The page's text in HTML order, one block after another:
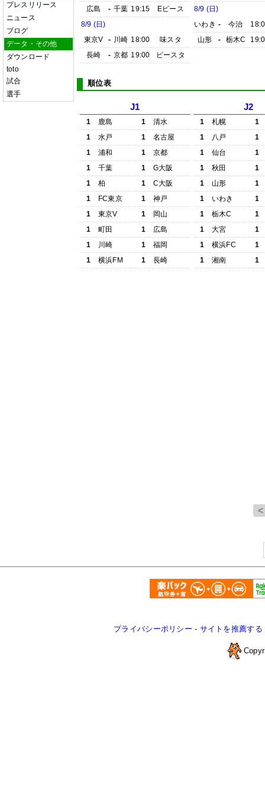
プレスリリース
ニュース
ブログ
データ・その他
ダウンロード
toto
試合
選手
広島
- 千葉 19:15
Eピース
8/9 (日)
東京V
- 川崎 18:00
味スタ
長崎
- 京都 19:00 ピースタ
8/9 (日)
いわき - 今治
山形
- 栃木C
順位表
J1
1 鹿島 1
清水
1
水戸 1
名古屋
1
浦和 1
京都
1
千葉 1
G大阪
1
柏 1
C大阪
1
FC東京 1
神戸
1
東京V 1
岡山
1
町田 1
広島
1
川崎 1
福岡
1
横浜FM 1 長崎
J2
1 札幌
1
1
八戸
1
1
仙台
1
1
秋田
1
1
山形
1
1
いわき
1
1
栃木C
1
1
大宮
1
1
横浜FC
1
1
湘南 1
プライバシーポリシー - サイトを推薦する